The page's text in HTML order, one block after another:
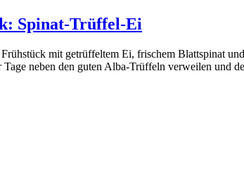
Spinat-Trüffel-Ei
mit getrüffeltem Ei, frischem Blattspinat
Tage neben den guten Alba-Trüffeln verweilen und